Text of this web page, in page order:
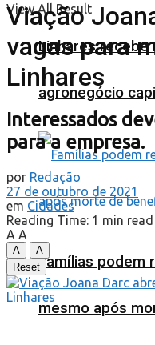
Linhares recebe
agronegócio
Famílias podem
mesmo após
View All Result
Viação
vagas para
Linhares
Interessados
para a empresa.
por Redação
27 de outubro de 2021
em Cidades
Reading Time: 1 min read
A A
A
A
Reset